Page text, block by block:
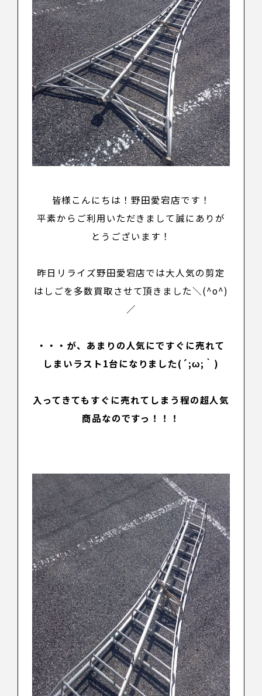
皆様こんにちは！野田愛宕店です！
平素からご利用いただきまして誠にありが
とうございます ！
昨日リライズ野田愛宕店では大人気の剪定
はしごを多数買取させて頂きました＼(^o^)
／
・・・が、あまりの人気にですぐに売れて
しまいラスト1台になりました(´;ω;｀)
入ってきてもすぐに売れてしまう程の超人気
商品なのですっ！！！